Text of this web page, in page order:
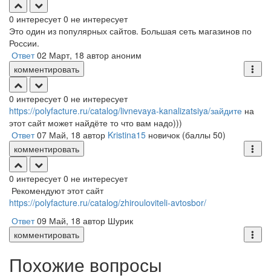
0 интересует 0 не интересует
Это один из популярных сайтов. Большая сеть магазинов по
России.
Ответ 02 Март, 18 автор аноним
комментировать
0 интересует 0 не интересует
https://polyfacture.ru/catalog/livnevaya-kanalizatsiya/зайдите на
этот сайт может найдёте то что вам надо)))
Ответ 07 Май, 18 автор Kristina15 новичок (баллы 50)
комментировать
0 интересует 0 не интересует
Рекомендуют этот сайт
https://polyfacture.ru/catalog/zhirouloviteli-avtosbor/
Ответ 09 Май, 18 автор Шурик
комментировать
Похожие вопросы